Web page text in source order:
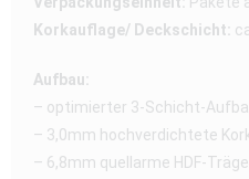
Korkauflage/ Deckschicht:
Aufbau:
– optimierter 3-Schicht-
– 3,0mm hochverdichtete
– 6,8mm quellarme HDF-